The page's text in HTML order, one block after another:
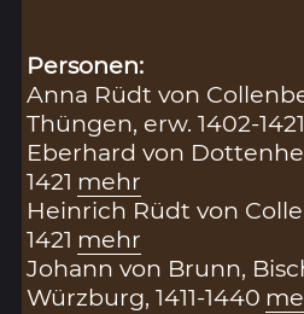
Personen:
Anna Rüdt von
Thüngen, erw. 1402-1421
Eberhard von
1421 mehr
Heinrich Rüdt von
1421 mehr
Johann von Brunn,
Würzburg, 1411-1440